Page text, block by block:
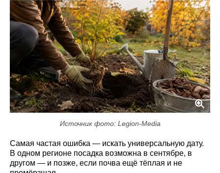
Источник фото: Legion-Media
Самая частая ошибка — искать универсальную дату.
В одном регионе посадка возможна в сентябре, в
другом — и позже, если почва ещё тёплая и не